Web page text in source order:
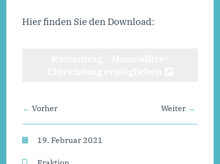
Hier finden Sie den Download:
Vorher Weiter
19. Februar 2021